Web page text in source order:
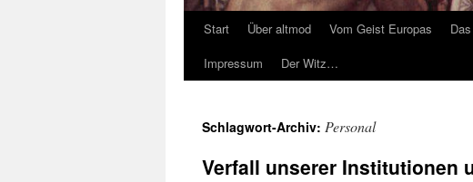
Start Über altmod Vom Geist Europas
Impressum
Der Witz…
Schlagwort-Archiv: Personal
Verfall unserer Institutionen